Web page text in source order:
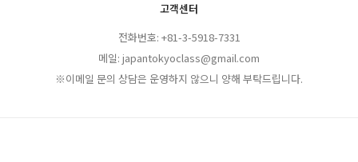
고객센터
전화번호: +81-3-5918-7331
메일: japantokyoclass@gmail.com
※이메일 문의 상담은 운영하지 않으니 양해 부탁드립니다.